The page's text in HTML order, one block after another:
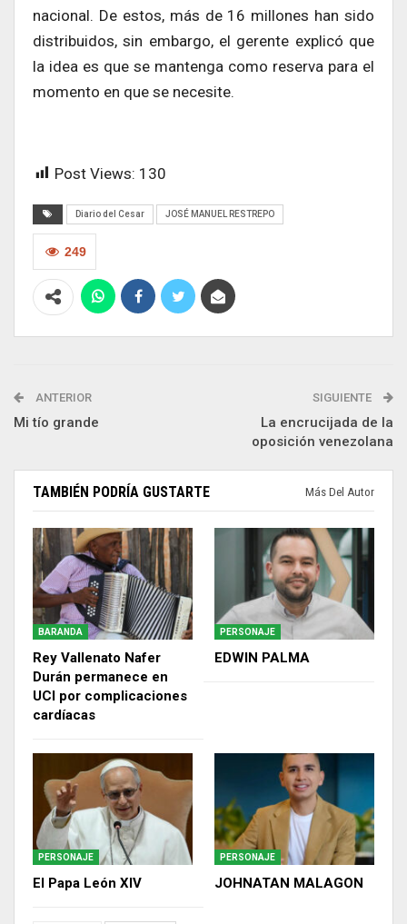
nacional. De estos, más de 16 millones han sido
distribuidos, sin embargo, el gerente explicó que
la idea es que se mantenga como reserva para el
momento en que se necesite.
Post Views: 130
Diario del Cesar JOSÉ MANUEL RESTREPO
249
ANTERIOR
Mi tío grande
SIGUIENTE
La encrucijada de la
oposición venezolana
TAMBIÉN PODRÍA GUSTARTE Más Del Autor
BARANDA
Rey Vallenato Nafer
Durán permanece en
UCI por complicaciones
cardíacas
PERSONAJE
EDWIN PALMA
PERSONAJE
El Papa León XIV
PERSONAJE
JOHNATAN MALAGON